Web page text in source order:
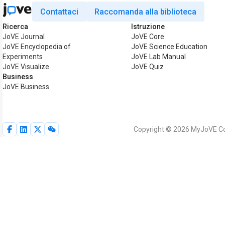
Contattaci Raccomanda alla biblioteca
Ricerca
JoVE Journal
JoVE Encyclopedia of
Experiments
JoVE Visualize
Business
JoVE Business
Istruzione
JoVE Core
JoVE Science Education
JoVE Lab Manual
JoVE Quiz
Copyright © 2026 MyJoVE